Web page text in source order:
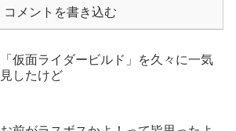
コメントを書き込む
「仮面ライダービルド」を久々に一気
見したけど